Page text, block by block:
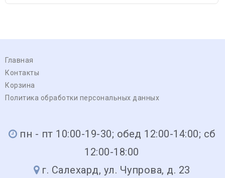
Главная
Контакты
Корзина
Политика обработки персональных данных
пн - пт 10:00-19-30; обед 12:00-14:00; сб
12:00-18:00
г. Салехард, ул. Чупрова, д. 23